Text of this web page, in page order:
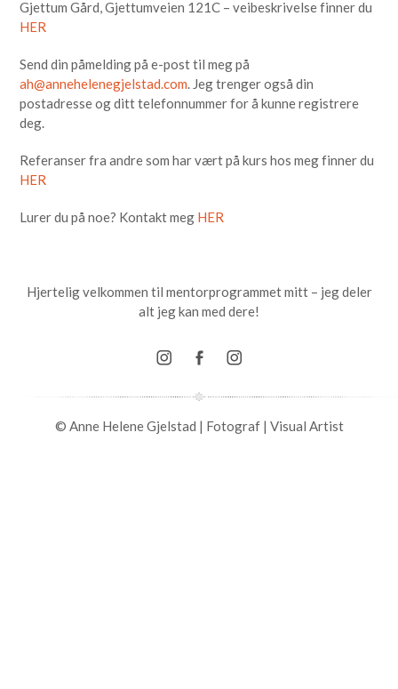
Gjettum Gård, Gjettumveien 121C – veibeskrivelse finner du
HER
Send din påmelding på e-post til meg på
ah@annehelenegjelstad.com. Jeg trenger også din
postadresse og ditt telefonnummer for å kunne registrere
deg.
Referanser fra andre som har vært på kurs hos meg finner du
HER
Lurer du på noe? Kontakt meg HER
Hjertelig velkommen til mentorprogrammet mitt – jeg deler
alt jeg kan med dere!
© Anne Helene Gjelstad | Fotograf | Visual Artist